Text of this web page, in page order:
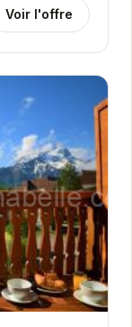
Voir l'offre